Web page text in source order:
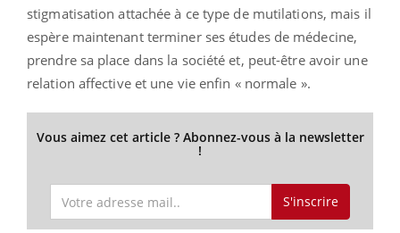
stigmatisation attachée à ce type de mutilations, mais il
espère maintenant terminer ses études de médecine,
prendre sa place dans la société et, peut-être avoir une
relation affective et une vie enfin « normale ».
Vous aimez cet article ? Abonnez-vous à la newsletter
!
S'inscrire